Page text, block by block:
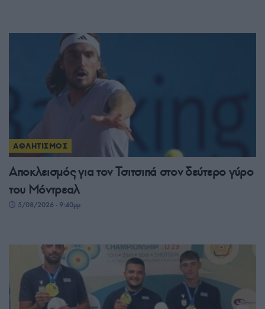
ΑΘΛΗΤΙΣΜΟΣ
Αποκλεισμός για τον Τσιτσιπά στον δεύτερο γύρο
του Μόντρεαλ
5/08/2026 - 9:40μμ